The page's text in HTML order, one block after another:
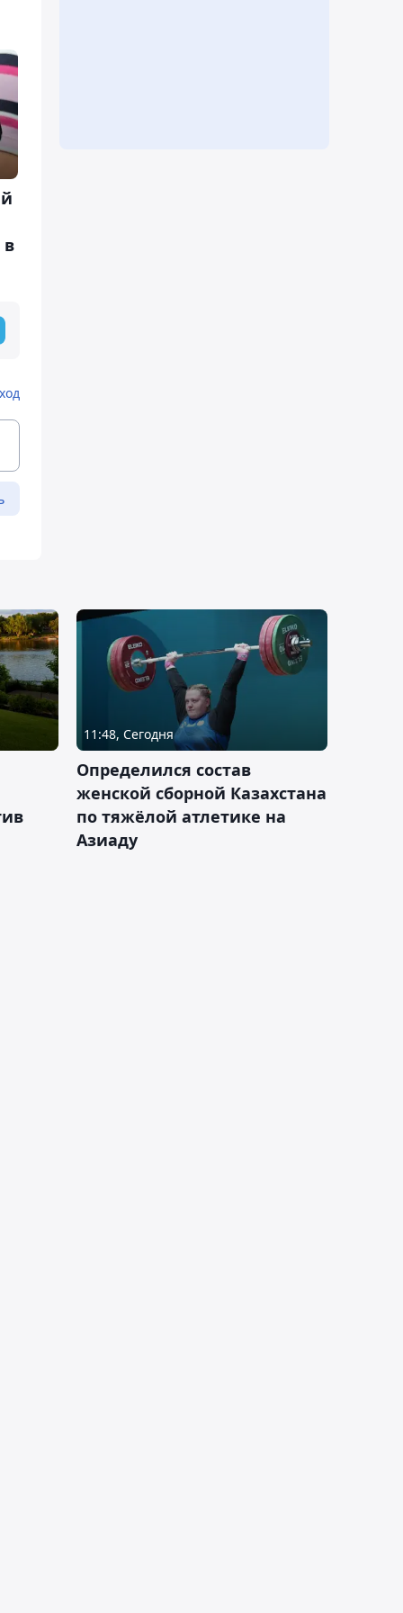
в
11:48, Сегодня
Определился состав
женской сборной Казахстана
по тяжёлой атлетике на
Азиаду